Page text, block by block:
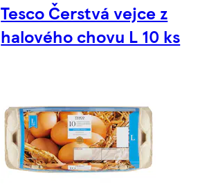
Tesco Čerstvá vejce z
halového chovu L 10 ks